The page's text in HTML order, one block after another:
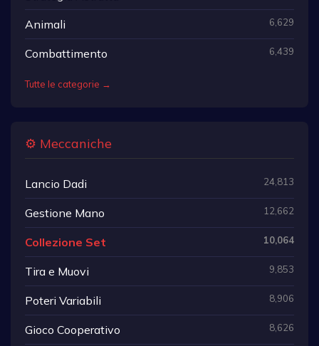
Animali 6,629
Combattimento 6,439
Tutte le categorie →
⚙️ Meccaniche
Lancio Dadi 24,813
Gestione Mano 12,662
Collezione Set 10,064
Tira e Muovi 9,853
Poteri Variabili 8,906
Gioco Cooperativo 8,626